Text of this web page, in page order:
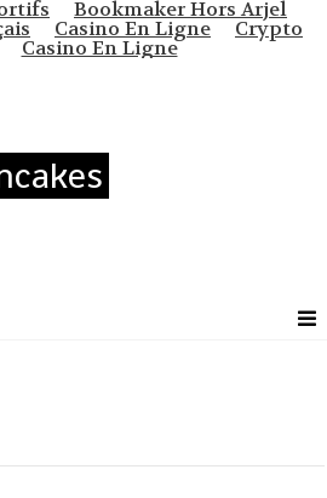
Bookmaker Hors Arjel
Casino En Ligne Crypto
Casino En Ligne